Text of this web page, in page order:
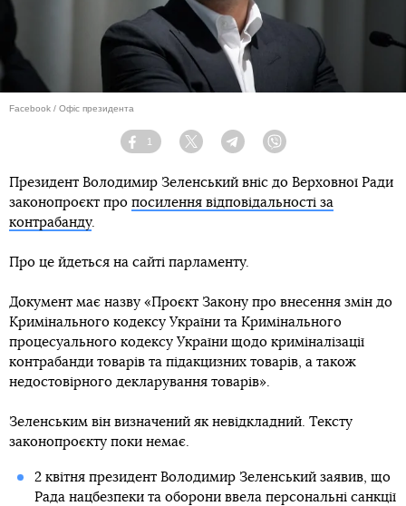
Facebook / Офіс президента
Facebook
1
Twitter TelegramViber
Президент Володимир Зеленський вніс до Верховної Ради
законопроєкт про посилення відповідальності за
контрабанду.
Про це йдеться на сайті парламенту.
Документ має назву «Проєкт Закону про внесення змін до
Кримінального кодексу України та Кримінального
процесуального кодексу України щодо криміналізації
контрабанди товарів та підакцизних товарів, а також
недостовірного декларування товарів».
Зеленським він визначений як невідкладний. Тексту
законопроєкту поки немає.
2 квітня президент Володимир Зеленський заявив, що
Рада нацбезпеки та оборони ввела персональні санкції